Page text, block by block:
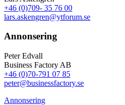
+46 (0)709- 35 76 00
lars.askengren@ytforum.se
Annonsering
Peter Edvall
Business Factory AB
+46 (0)70-791 07 85
peter@businessfactory.se
Annonsering